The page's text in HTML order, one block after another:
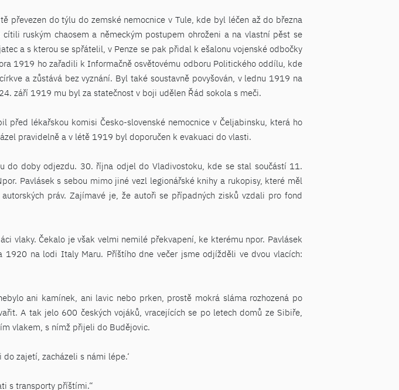
převezen do týlu do zemské nemocnice v Tule, kde byl léčen až do března
ruským chaosem a německým postupem ohroženi a na vlastní pěst se
a s kterou se spřátelil, v Penze se pak přidal k ešalonu vojenské odbočky
1919 ho zařadili k Informačně osvětovému odboru Politického oddílu, kde
a zůstává bez vyznání. Byl také soustavně povyšován, v lednu 1919 na
září 1919 mu byl za statečnost v boji udělen Řád sokola s meči.
lékařskou komisi Česko-slovenské nemocnice v Čeljabinsku, která ho
pravidelně a v létě 1919 byl doporučen k evakuaci do vlasti.
doby odjezdu. 30. října odjel do Vladivostoku, kde se stal součástí 11.
Pavlásek s sebou mimo jiné vezl legionářské knihy a rukopisy, které měl
práv. Zajímavé je, že autoři se případných zisků vzdali pro fond
vlaky. Čekalo je však velmi nemilé překvapení, ke kterému npor. Pavlásek
na lodi Italy Maru. Příštího dne večer jsme odjížděli ve dvou vlacích:
ani kamínek, ani lavic nebo prken, prostě mokrá sláma rozhozená po
A tak jelo 600 českých vojáků, vracejících se po letech domů ze Sibiře,
vlakem, s nímž přijeli do Budějovic.
zajetí, zacházeli s námi lépe.‘
s transporty příštími.“